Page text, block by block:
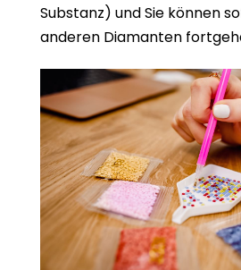
Substanz) und Sie können
anderen Diamanten